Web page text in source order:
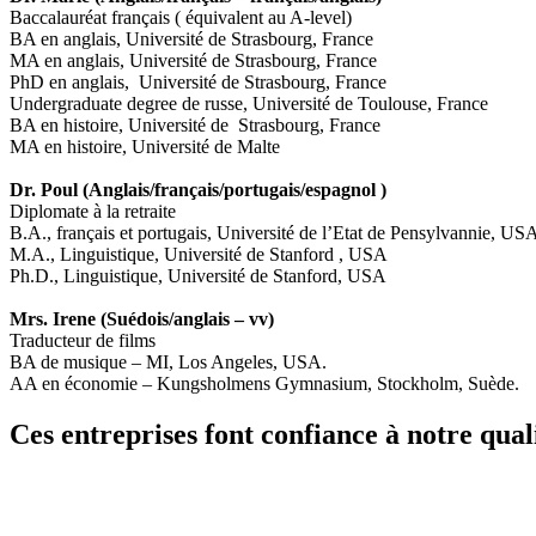
Baccalauréat français ( équivalent au A-level)
BA en anglais, Université de Strasbourg, France
MA en anglais, Université de Strasbourg, France
PhD en anglais, Université de Strasbourg, France
Undergraduate degree de russe, Université de Toulouse, France
BA en histoire, Université de Strasbourg, France
MA en histoire, Université de Malte
Dr. Poul (Anglais/français/portugais/espagnol )
Diplomate à la retraite
B.A., français et portugais, Université de l’Etat de Pensylvannie, USA
M.A., Linguistique, Université de Stanford , USA
Ph.D., Linguistique, Université de Stanford, USA
Mrs. Irene (Suédois/anglais – vv)
Traducteur de films
BA de musique – MI, Los Angeles, USA.
AA en économie – Kungsholmens Gymnasium, Stockholm, Suède.
Ces entreprises font confiance à notre